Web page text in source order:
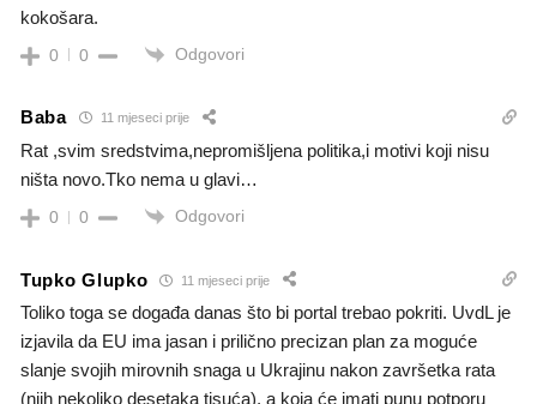
kokošara.
0 0 Odgovori
Baba 11 mjeseci prije
Rat ,svim sredstvima,nepromišljena politika,i motivi koji nisu
ništa novo.Tko nema u glavi…
0 0 Odgovori
Tupko Glupko 11 mjeseci prije
Toliko toga se događa danas što bi portal trebao pokriti. UvdL je
izjavila da EU ima jasan i prilično precizan plan za moguće
slanje svojih mirovnih snaga u Ukrajinu nakon završetka rata
(njih nekoliko desetaka tisuća), a koja će imati punu potporu